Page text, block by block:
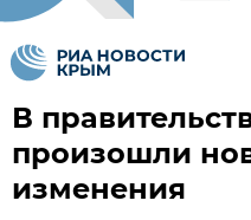
В
произошли
изменения